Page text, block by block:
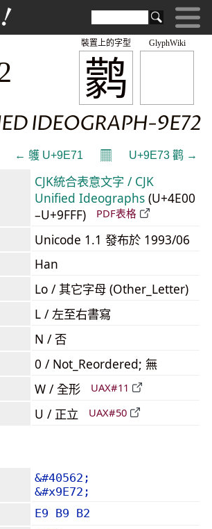
GlyphWiki
鹲
裝置上的字型
IDEOGRAPH-9E72
← 鹱 U+9E71 𝄜 U+9E73 鹳 →
CJK統合表意文字 / CJK
Unified Ideographs (U+4E00
–U+9FFF)
PDF表格
Unicode 1.1 發布於 1993/06
Han
Lo / 其它字母 (Other_Letter)
L / 左至右書寫
N / 否
0 / Not_Reordered; 無
W / 全形 UAX#11
U / 正立 UAX#50
&#40562;
&#x9E72;
E9 B9 B2